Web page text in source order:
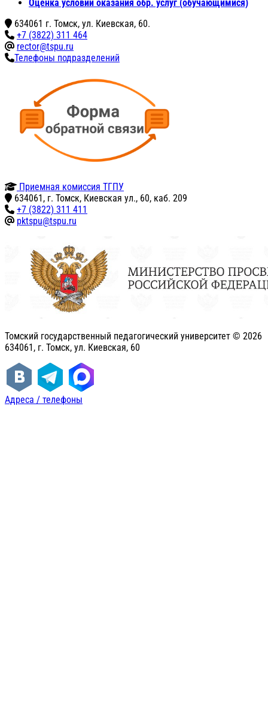
Оценка условий оказания обр. услуг (обучающимися)
634061 г. Томск, ул. Киевская, 60.
+7 (3822) 311 464
rector@tspu.ru
Телефоны подразделений
Приемная комиссия ТГПУ
634061, г. Томск, Киевская ул., 60, каб. 209
+7 (3822) 311 411
pktspu@tspu.ru
Томский государственный педагогический университет © 2026
634061, г. Томск, ул. Киевская, 60
Адреса / телефоны